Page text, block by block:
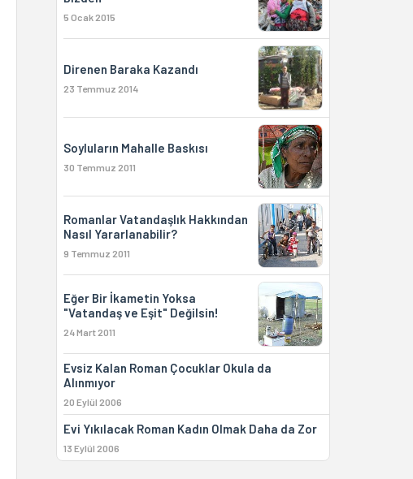
5 Ocak 2015
Direnen Baraka Kazandı
23 Temmuz 2014
Soyluların Mahalle Baskısı
30 Temmuz 2011
Romanlar Vatandaşlık Hakkından
Nasıl Yararlanabilir?
9 Temmuz 2011
Eğer Bir İkametin Yoksa
"Vatandaş ve Eşit" Değilsin!
24 Mart 2011
Evsiz Kalan Roman Çocuklar Okula da
Alınmıyor
20 Eylül 2006
Evi Yıkılacak Roman Kadın Olmak Daha da Zor
13 Eylül 2006